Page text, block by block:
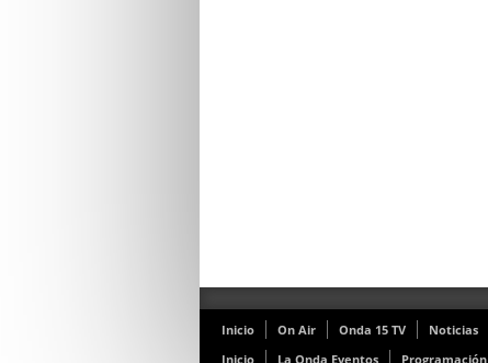
Inicio On Air Onda 15 TV Noticias
Inicio
La Onda Eventos Programación